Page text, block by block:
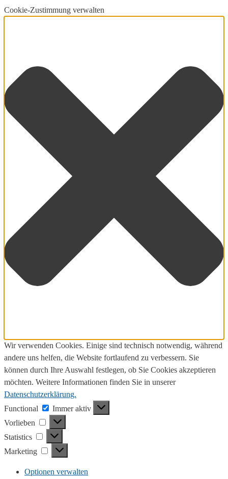
Cookie-Zustimmung verwalten
Wir verwenden Cookies. Einige sind technisch notwendig, während
andere uns helfen, die Website fortlaufend zu verbessern. Sie
können durch Ihre Auswahl festlegen, ob Sie Cookies akzeptieren
möchten. Weitere Informationen finden Sie in unserer
Datenschutzerklärung.
Functional
Functional
Immer aktiv
Vorlieben
Vorlieben
Statistics
Statistics
Marketing
Marketing
Optionen verwalten